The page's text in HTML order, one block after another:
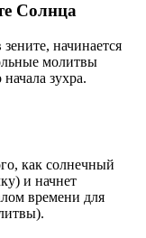
Солнца
начинается
молитвы
зухра.
как солнечный
и начнет
времени для